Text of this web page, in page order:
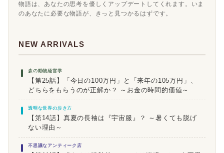
物語は、あなたの思考を優しくアップデートしてくれます。いま
のあなたに必要な物語が、きっと見つかるはずです。
NEW ARRIVALS
森の動物経営学
【第25話】「今日の100万円」と「来年の105万円」、
どちらをもらうのが正解か？ ～お金の時間的価値～
透明な世界の歩き方
【第14話】真夏の長袖は『宇宙服』？ ～暑くても脱げ
ない理由～
不思議なアンティーク店